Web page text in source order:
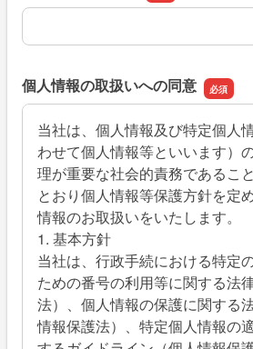
お問い合わせ内容
個人情報の取扱いへの同意
当社は、個人情報及び特定個人
わせて個人情報等といいます）
理が重要な社会的責務であるこ
とおり個人情報等保護方針を定
情報のお取扱いをいたします。
1. 基本方針
当社は、行政手続における特定
ための番号の利用等に関する法
法）、個人情報の保護に関する
情報保護法）、特定個人情報の